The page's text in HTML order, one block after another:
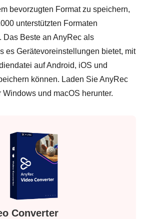
bevorzugten Format zu speichern,
unterstützten Formaten
Das Beste an AnyRec als
es Gerätevoreinstellungen bietet, mit
auf Android, iOS und
können. Laden Sie AnyRec
und macOS herunter.
Converter